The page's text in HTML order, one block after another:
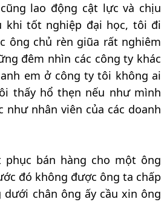
lao động cật lực và chịu
khi tốt nghiệp đại học, tôi đi
ông chủ rèn giũa rất nghiêm
đêm nhìn các công ty khác
em ở công ty tôi không ai
thấy hổ thẹn nếu như mình
như nhân viên của các doanh
bán hàng cho một ông
đó không được ông ta chấp
chân ông ấy cầu xin ông